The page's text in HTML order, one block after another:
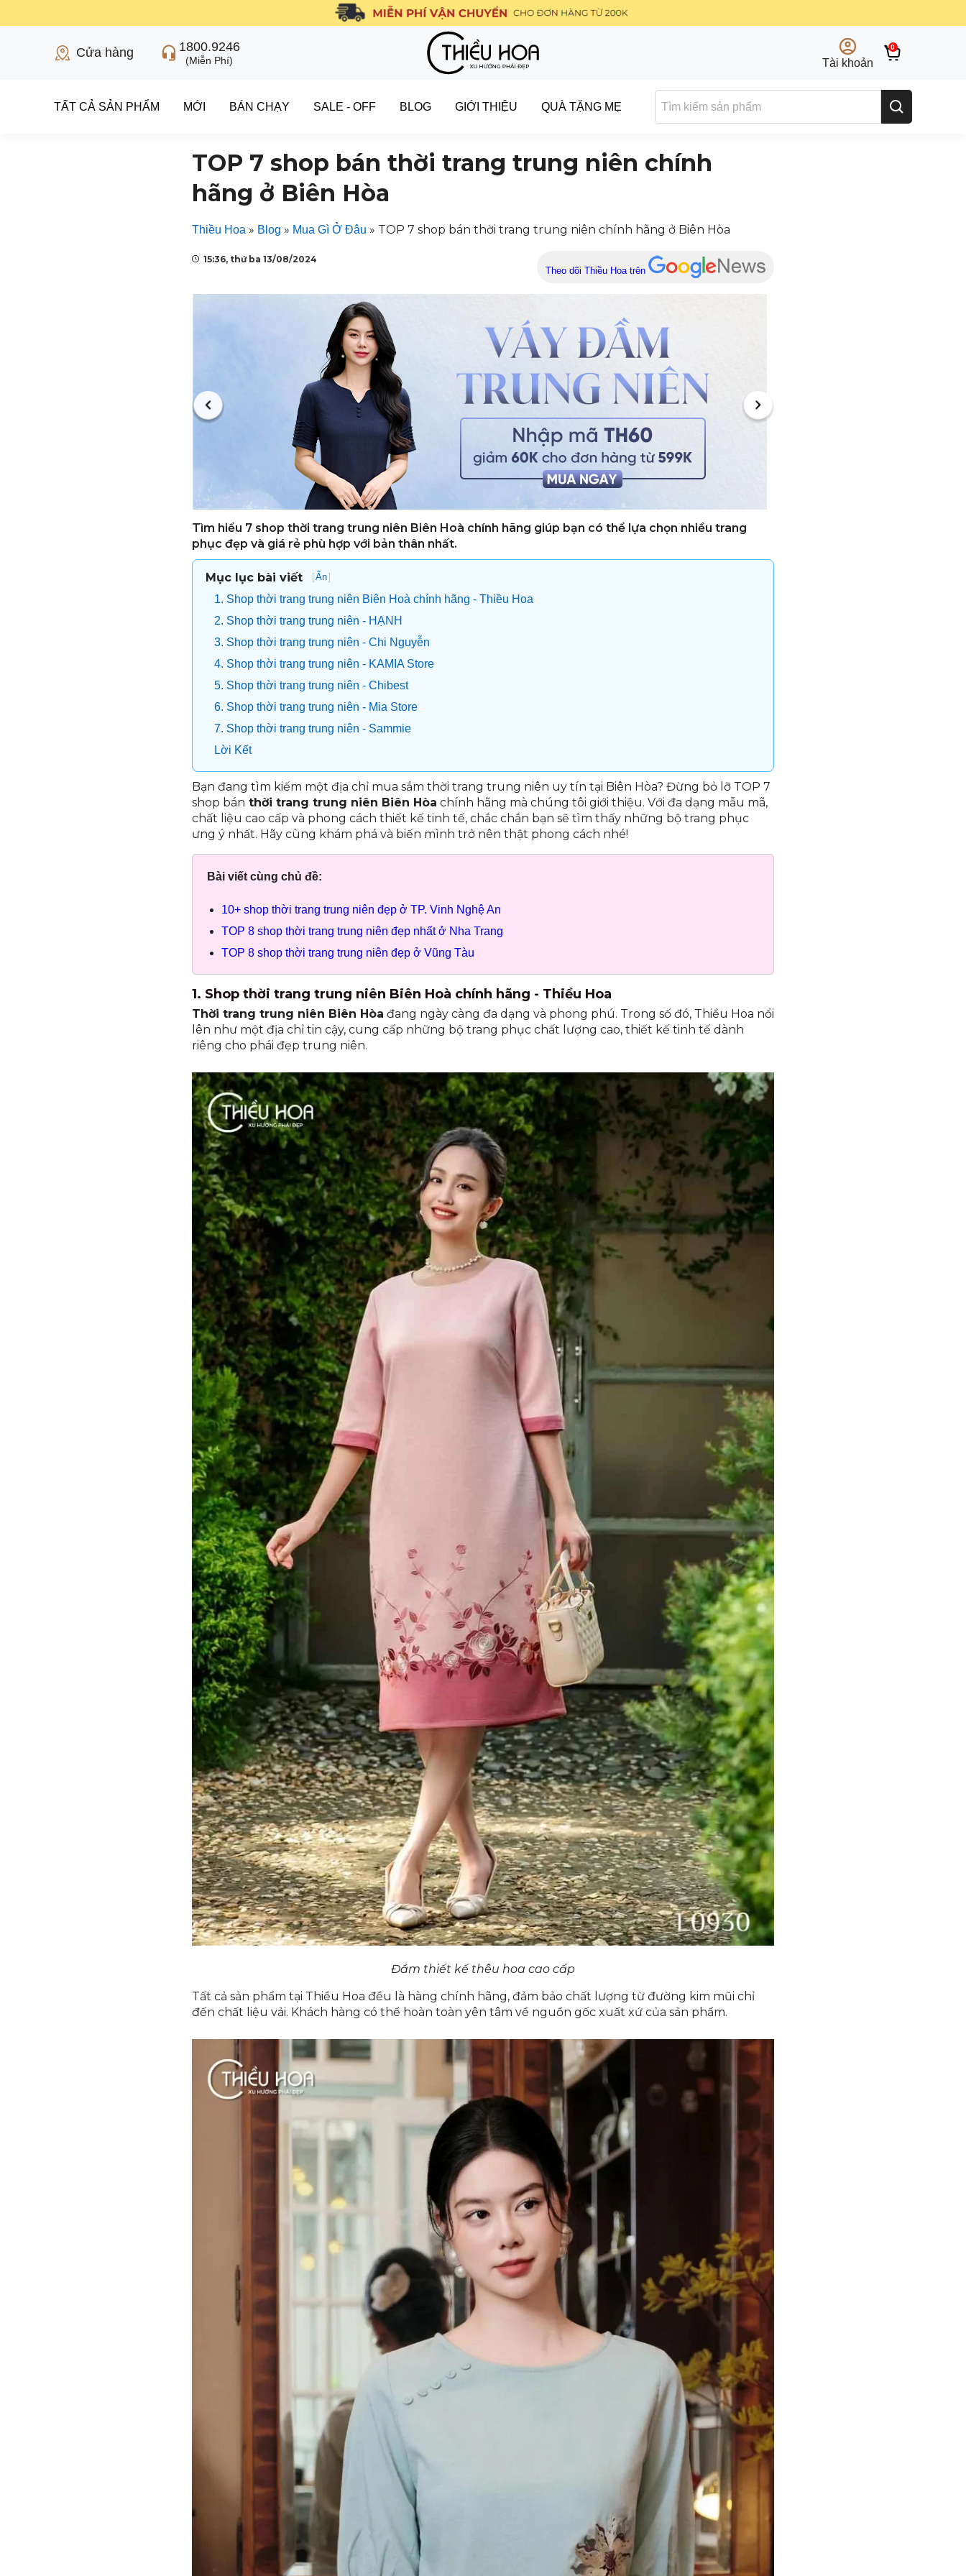
Cửa hàng 1800.9246
(Miễn Phí) Tài khoản
0
TẤT CẢ SẢN PHẨM MỚI BÁN CHẠY SALE - OFF BLOG GIỚI THIỆU QUÀ TẶNG MẸ
TOP 7 shop bán thời trang trung niên chính
hãng ở Biên Hòa
Thiều Hoa » Blog » Mua Gì Ở Đâu » TOP 7 shop bán thời trang trung niên chính hãng ở Biên Hòa
15:36, thứ ba 13/08/2024
Theo dõi Thiều Hoa trên
Tìm hiểu 7 shop thời trang trung niên Biên Hoà chính hãng giúp bạn có thể lựa chọn nhiều trang
phục đẹp và giá rẻ phù hợp với bản thân nhất.
Mục lục bài viết [Ẩn]
1. Shop thời trang trung niên Biên Hoà chính hãng - Thiều Hoa
2. Shop thời trang trung niên - HẠNH
3. Shop thời trang trung niên - Chi Nguyễn
4. Shop thời trang trung niên - KAMIA Store
5. Shop thời trang trung niên - Chibest
6. Shop thời trang trung niên - Mia Store
7. Shop thời trang trung niên - Sammie
Lời Kết
Bạn đang tìm kiếm một địa chỉ mua sắm thời trang trung niên uy tín tại Biên Hòa? Đừng bỏ lỡ TOP 7
shop bán thời trang trung niên Biên Hòa chính hãng mà chúng tôi giới thiệu. Với đa dạng mẫu mã,
chất liệu cao cấp và phong cách thiết kế tinh tế, chắc chắn bạn sẽ tìm thấy những bộ trang phục
ưng ý nhất. Hãy cùng khám phá và biến mình trở nên thật phong cách nhé!
Bài viết cùng chủ đề:
10+ shop thời trang trung niên đẹp ở TP. Vinh Nghệ An
TOP 8 shop thời trang trung niên đẹp nhất ở Nha Trang
TOP 8 shop thời trang trung niên đẹp ở Vũng Tàu
1. Shop thời trang trung niên Biên Hoà chính hãng - Thiều Hoa
Thời trang trung niên Biên Hòa đang ngày càng đa dạng và phong phú. Trong số đó, Thiều Hoa nổi
lên như một địa chỉ tin cậy, cung cấp những bộ trang phục chất lượng cao, thiết kế tinh tế dành
riêng cho phái đẹp trung niên.
Đầm thiết kế thêu hoa cao cấp
Tất cả sản phẩm tại Thiều Hoa đều là hàng chính hãng, đảm bảo chất lượng từ đường kim mũi chỉ
đến chất liệu vải. Khách hàng có thể hoàn toàn yên tâm về nguồn gốc xuất xứ của sản phẩm.